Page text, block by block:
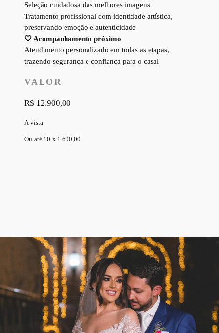
Seleção cuidadosa das melhores imagens
Tratamento profissional com identidade artística,
preservando emoção e autenticidade
🤍 Acompanhamento próximo
Atendimento personalizado em todas as etapas,
trazendo segurança e confiança para o casal
VALOR
R$ 12.900,00
A vista
Ou até 10 x 1.600,00